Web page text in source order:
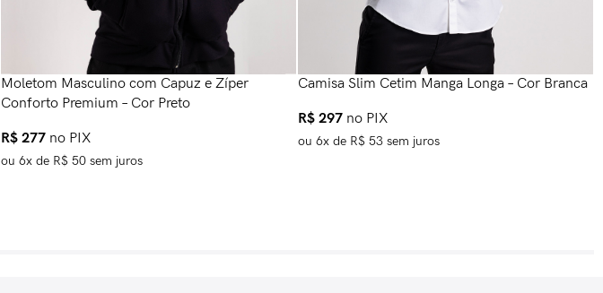
Moletom Masculino com Capuz e Zíper
Conforto Premium – Cor Preto
R$ 277 no PIX
ou 6x de R$ 50 sem juros
Camisa Slim Cetim Manga Longa – Cor Branca
R$ 297 no PIX
ou 6x de R$ 53 sem juros